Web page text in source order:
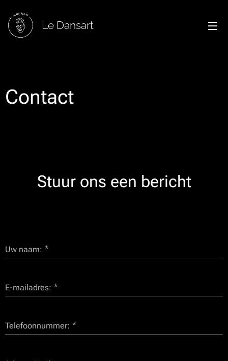
Le Dansart
Contact
Stuur ons een bericht
Uw naam:
E-mailadres:
Telefoonnummer: